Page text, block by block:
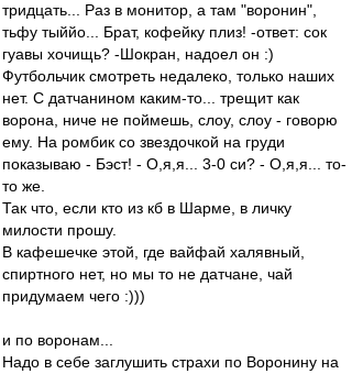
тридцать... Раз в монитор, а там "воронин",
тьфу тыййо... Брат, кофейку плиз! -ответ: сок
гуавы хочищь? -Шокран, надоел он :)
Футбольчик смотреть недалеко, только наших
нет. С датчанином каким-то... трещит как
ворона, ниче не поймешь, слоу, слоу - говорю
ему. На ромбик со звездочкой на груди
показываю - Бэст! - О,я,я... 3-0 си? - О,я,я... то-
то же.
Так что, если кто из кб в Шарме, в личку
милости прошу.
В кафешечке этой, где вайфай халявный,
спиртного нет, но мы то не датчане, чай
придумаем чего :)))
и по воронам...
Надо в себе заглушить страхи по Воронину на